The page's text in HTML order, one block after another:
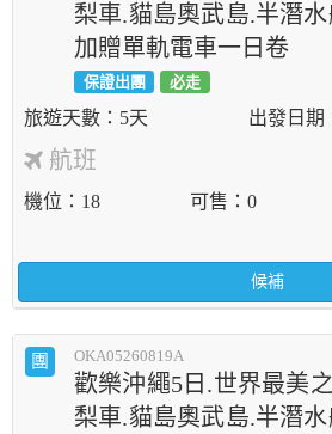
梨車.貓島奧武島.半潛
加贈單軌電車一日卷
保證出團 必走
5天
航班
機位 18 可售 0
候補
團 OKA05260819A
歡樂沖繩5日.世界最美
梨車.貓島奧武島.半潛